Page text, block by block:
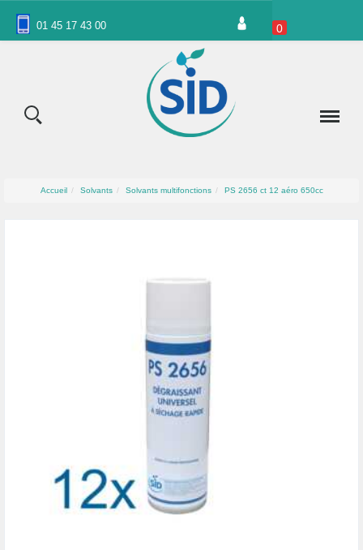
01 45 17 43 00 0
Accueil Solvants Solvants multifonctions PS 2656 ct 12 aéro 650cc